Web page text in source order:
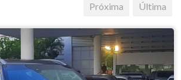
Próxima
Última